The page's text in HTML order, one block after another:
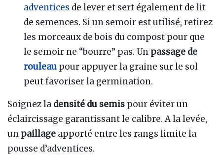
adventices de lever et sert également de lit
de semences. Si un semoir est utilisé, retirez
les morceaux de bois du compost pour que
le semoir ne “bourre” pas. Un passage de
rouleau pour appuyer la graine sur le sol
peut favoriser la germination.
Soignez la densité du semis pour éviter un
éclaircissage garantissant le calibre. A la levée,
un paillage apporté entre les rangs limite la
pousse d’adventices.